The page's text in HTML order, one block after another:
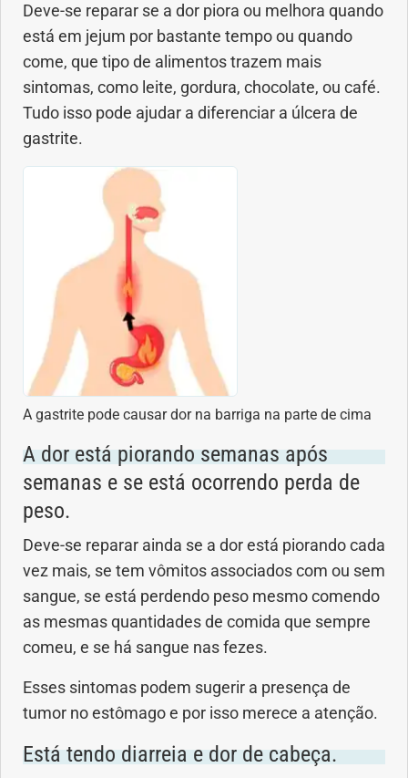
Deve-se reparar se a dor piora ou melhora quando
está em jejum por bastante tempo ou quando
come, que tipo de alimentos trazem mais
sintomas, como leite, gordura, chocolate, ou café.
Tudo isso pode ajudar a diferenciar a úlcera de
gastrite.
A gastrite pode causar dor na barriga na parte de cima
A dor está piorando semanas após
semanas e se está ocorrendo perda de
peso.
Deve-se reparar ainda se a dor está piorando cada
vez mais, se tem vômitos associados com ou sem
sangue, se está perdendo peso mesmo comendo
as mesmas quantidades de comida que sempre
comeu, e se há sangue nas fezes.
Esses sintomas podem sugerir a presença de
tumor no estômago e por isso merece a atenção.
Está tendo diarreia e dor de cabeça.